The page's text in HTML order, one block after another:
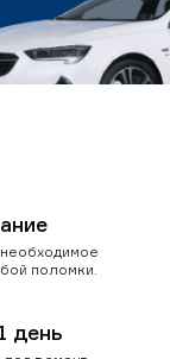
поломки.
день